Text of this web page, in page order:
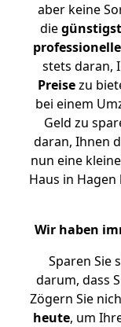
aber keine
die
stets daran,
Preisezu
bei einem
Geld zu
daran, Ihnen
nun eine
Haus in
Wir haben
Sparen Sie
darum, dass
Zögern Sie
heute, um